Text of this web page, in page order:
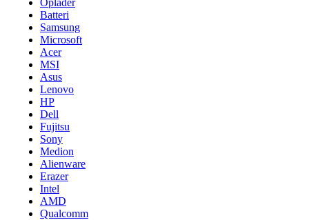
Oplader
Batteri
Samsung
Microsoft
Acer
MSI
Asus
Lenovo
HP
Dell
Fujitsu
Sony
Medion
Alienware
Erazer
Intel
AMD
Qualcomm